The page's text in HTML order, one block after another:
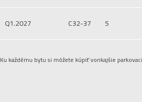
Q1.2027 C32-37 5
Ku každému bytu si môžete kúpiť vonkajšie